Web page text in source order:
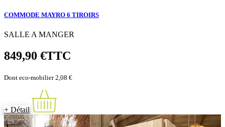
COMMODE MAYRO 6 TIROIRS
SALLE A MANGER
849,90 €TTC
Dont eco-mobilier 2,08 €
+ Détail